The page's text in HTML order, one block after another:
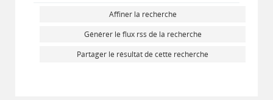
Affiner la recherche
Générer le flux rss de la recherche
Partager le résultat de cette recherche